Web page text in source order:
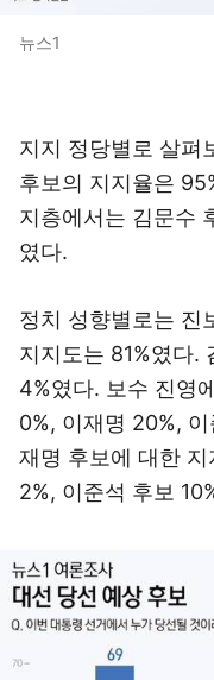
뉴스1
지지 정당별로 살펴
후보의 지지율은
지층에서는 김문수
였다.
정치 성향별로는 진
지지도는 81%였다.
4%였다. 보수 진영
0%, 이재명 20%,
재명 후보에 대한
2%, 이준석 후보